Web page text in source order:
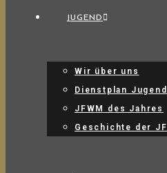
JUGEND
Wir über uns
Dienstplan Jugend
JFWM des Jahres
Geschichte der JF